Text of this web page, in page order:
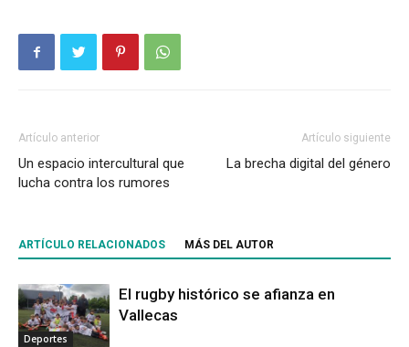
Artículo anterior
Un espacio intercultural que
lucha contra los rumores
Artículo siguiente
La brecha digital del género
ARTÍCULO RELACIONADOS MÁS DEL AUTOR
Deportes
El rugby histórico se afianza en
Vallecas